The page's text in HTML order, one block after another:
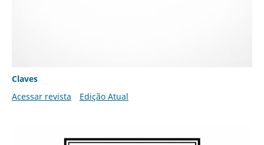
Claves
Acessar revista
Edição Atual